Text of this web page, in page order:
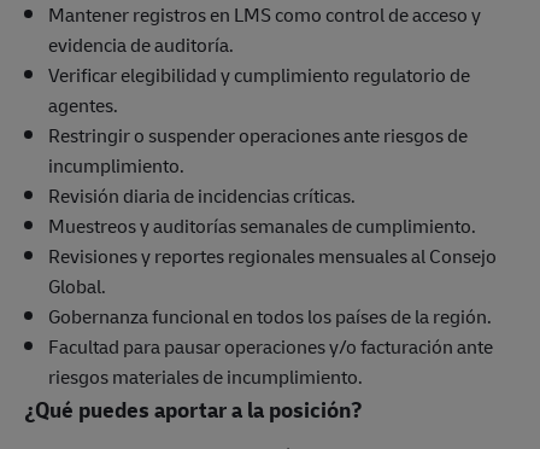
Mantener registros en LMS como control de acceso y
evidencia de auditoría.
Verificar elegibilidad y cumplimiento regulatorio de
agentes.
Restringir o suspender operaciones ante riesgos de
incumplimiento.
Revisión diaria de incidencias críticas.
Muestreos y auditorías semanales de cumplimiento.
Revisiones y reportes regionales mensuales al Consejo
Global.
Gobernanza funcional en todos los países de la región.
Facultad para pausar operaciones y/o facturación ante
riesgos materiales de incumplimiento.
¿Qué puedes aportar a la posición?